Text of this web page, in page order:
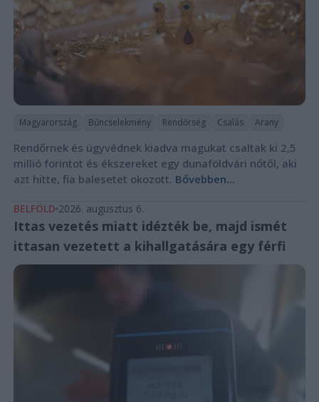
Magyarország Bűncselekmény Rendőrség Csalás Arany
Rendőrnek és ügyvédnek kiadva magukat csaltak ki 2,5
millió forintot és ékszereket egy dunaföldvári nőtől, aki
azt hitte, fia balesetet okozott. Bővebben...
BELFÖLD 2026. augusztus 6.
Ittas vezetés miatt idézték be, majd ismét
ittasan vezetett a kihallgatására egy férfi